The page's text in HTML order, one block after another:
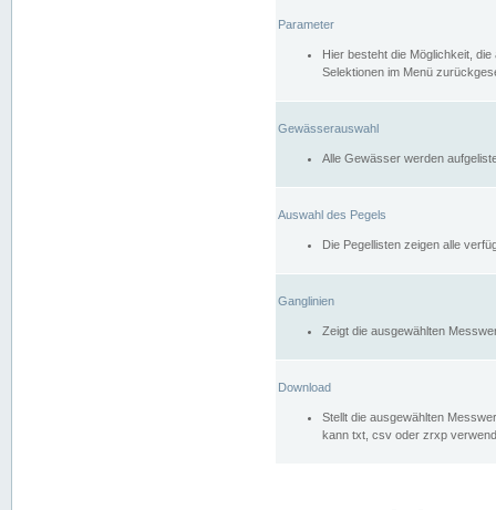
Parameter
Hier besteht die Möglichkeit,
Selektionen im Menü
Gewässerauswahl
Alle Gewässer werden
Auswahl des Pegels
Die Pegellisten zeigen alle
Ganglinien
Zeigt die ausgewählten
Download
Stellt die ausgewählten
kann txt, csv oder zrxp